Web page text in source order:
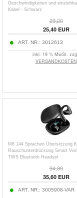
Geschwindigkeiten und
Kabel - Schwarz
29,20
25,40EUR
ART. NR.: 3012613
inkl. 19 % MwSt.
VERSANDKOSTEN
M8 144 Sprachen Übersetzung
Rauschunterdrückung Smart
TWS Bluetooth Headset
34,30
35,60EUR
ART. NR.: 3005908-VAR